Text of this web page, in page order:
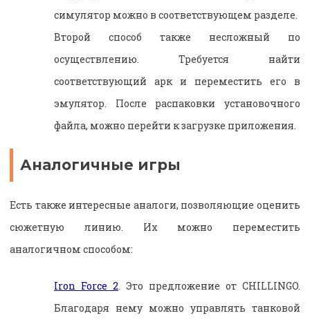
симулятор можно в соответствующем разделе.
Второй способ также несложный по
осуществлению. Требуется найти
соответствующий арк и переместить его в
эмулятор. После распаковки установочного
файла, можно перейти к загрузке приложения.
Аналогичные игры
Есть также интересные аналоги, позволяющие оценить
сюжетную линию. Их можно переместить
аналогичном способом:
Iron Force 2. Это предложение от CHILLINGO.
Благодаря нему можно управлять танковой